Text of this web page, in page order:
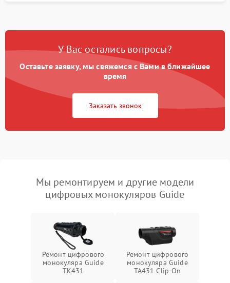
У Вас остались вопросы?
Оставьте заявку, мы свяжемся с Вами в ближайшее
время
Заказать звонок
Мы ремонтируем и другие модели
цифровых монокуляров Guide
Ремонт цифрового
монокуляра Guide
TK431
Ремонт цифрового
монокуляра Guide
TA431 Clip-On